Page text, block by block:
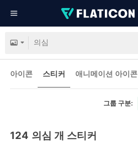
아이콘 스티커 애니메이션 아이콘
그룹 구분:
124 의심 개 스티커